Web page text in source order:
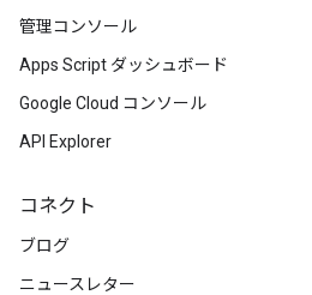
管理コンソール
Apps Script ダッシュボード
Google Cloud コンソール
API Explorer
コネクト
ブログ
ニュースレター